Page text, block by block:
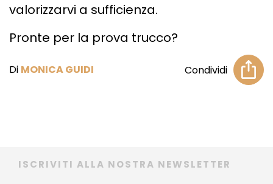
valorizzarvi a sufficienza.
Pronte per la prova trucco?
Di MONICA GUIDI Condividi
ISCRIVITI ALLA NOSTRA NEWSLETTER